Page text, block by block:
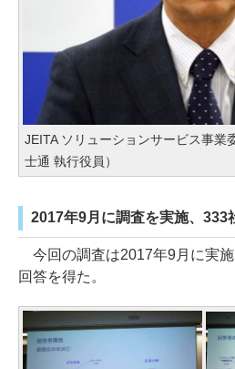
JEITA ソリューションサービス事業
士通 執行役員）
2017年9月に調査を実施、333
今回の調査は2017年9月に実
回答を得た。